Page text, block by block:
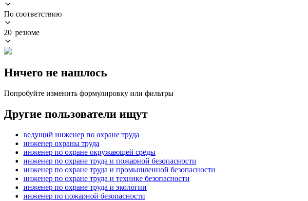
По соответствию
20 резюме
Ничего не нашлось
Попробуйте изменить формулировку или фильтры
Другие пользователи ищут
ведущий инженер по охране труда
инженер охраны труда
инженер по охране окружающей среды
инженер по охране труда и пожарной безопасности
инженер по охране труда и промышленной безопасности
инженер по охране труда и технике безопасности
инженер по охране труда и экологии
инженер по пожарной безопасности